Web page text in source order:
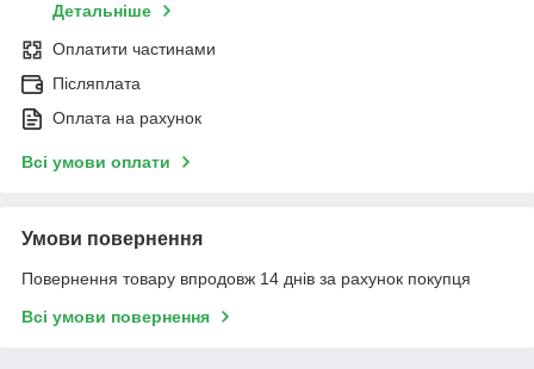
Детальніше
Оплатити частинами
Післяплата
Оплата на рахунок
Всі умови оплати
Умови повернення
Повернення товару впродовж 14 днів за рахунок покупця
Всі умови повернення